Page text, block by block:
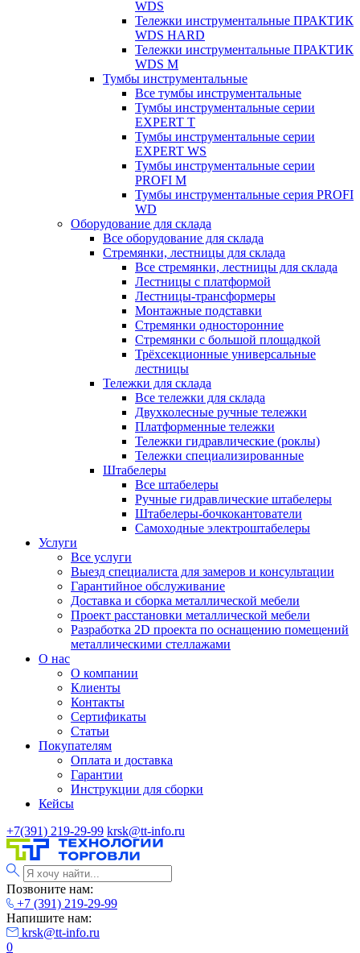
WDS
Тележки инструментальные ПРАКТИК
WDS HARD
Тележки инструментальные ПРАКТИК
WDS M
Тумбы инструментальные
Все тумбы инструментальные
Тумбы инструментальные серии
EXPERT T
Тумбы инструментальные серии
EXPERT WS
Тумбы инструментальные серии
PROFI M
Тумбы инструментальные серия PROFI
WD
Оборудование для склада
Все оборудование для склада
Стремянки, лестницы для склада
Все стремянки, лестницы для склада
Лестницы с платформой
Лестницы-трансформеры
Монтажные подставки
Стремянки односторонние
Стремянки с большой площадкой
Трёхсекционные универсальные
лестницы
Тележки для склада
Все тележки для склада
Двухколесные ручные тележки
Платформенные тележки
Тележки гидравлические (роклы)
Тележки специализированные
Штабелеры
Все штабелеры
Ручные гидравлические штабелеры
Штабелеры-бочкокантователи
Самоходные электроштабелеры
Услуги
Все услуги
Выезд специалиста для замеров и консультации
Гарантийное обслуживание
Доставка и сборка металлической мебели
Проект расстановки металлической мебели
Разработка 2D проекта по оснащению помещений
металлическими стеллажами
О нас
О компании
Клиенты
Контакты
Сертификаты
Статьи
Покупателям
Оплата и доставка
Гарантии
Инструкции для сборки
Кейсы
+7(391) 219-29-99 krsk@tt-info.ru
Позвоните нам:
+7 (391) 219-29-99
Напишите нам:
krsk@tt-info.ru
0